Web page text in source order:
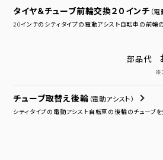
タイヤ＆チューブ前輪交換２０インチ （
20インチのシティタイプの電動アシスト自転車の前輪
部品代
※
チューブ取替え後輪 （電動アシスト）
シティタイプの電動アシスト自転車の後輪のチューブ